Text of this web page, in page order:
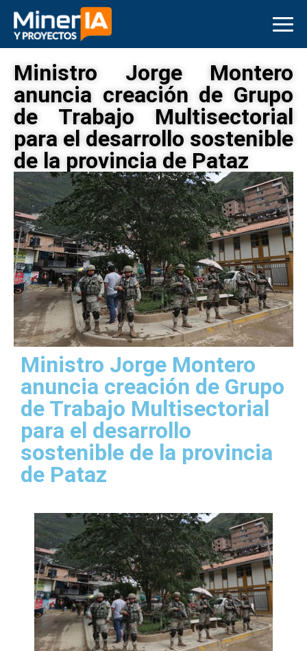
Ministro Jorge Montero
anuncia creación de Grupo
de Trabajo Multisectorial
para el desarrollo sostenible
de la provincia de Pataz
Ministro Jorge Montero
anuncia creación de Grupo
de Trabajo Multisectorial
para el desarrollo
sostenible de la provincia
de Pataz